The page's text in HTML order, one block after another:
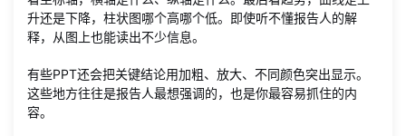
升还是下降，柱状图哪个高哪个低。即使听不懂报告人的解
释，从图上也能读出不少信息。
有些PPT还会把关键结论用加粗、放大、不同颜色突出显示。
这些地方往往是报告人最想强调的，也是你最容易抓住的内
容。